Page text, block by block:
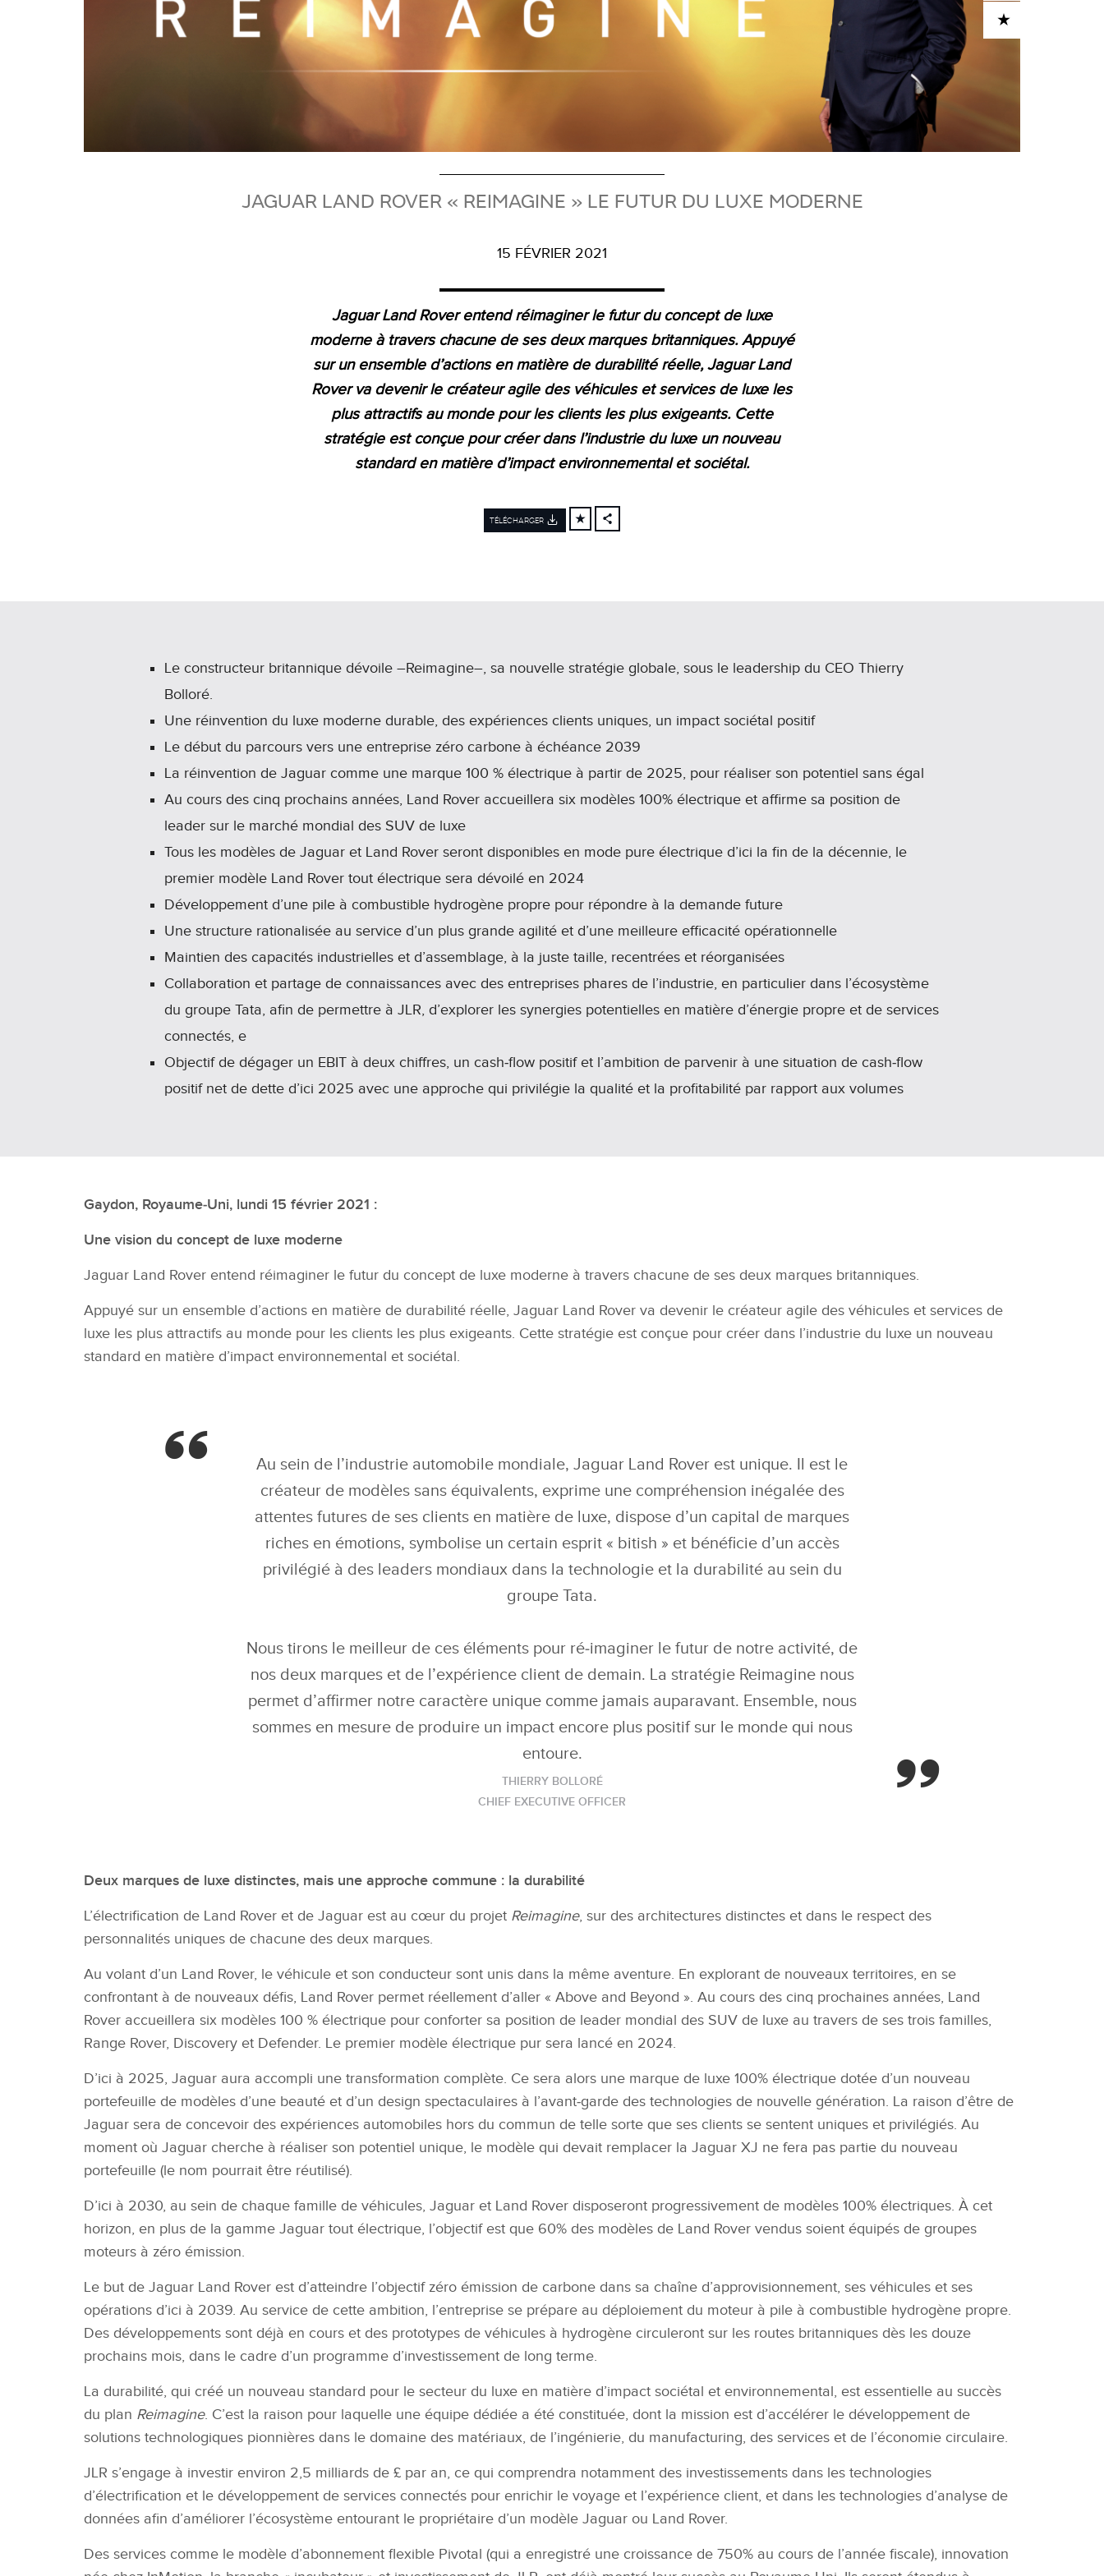
ADD TO CART
JAGUAR LAND ROVER « REIMAGINE » LE FUTUR DU LUXE MODERNE
15 FÉVRIER 2021
Jaguar Land Rover entend réimaginer le futur du concept de luxe
moderne à travers chacune de ses deux marques britanniques.Appuyé
sur un ensemble d’actions en matière de durabilité réelle, Jaguar Land
Rover va devenir le créateur agile des véhicules et services de luxe les
plus attractifs au monde pour les clients les plus exigeants. Cette
stratégie est conçue pour créer dansl’industrie du luxe un nouveau
standard en matière d’impact environnementalet sociétal.
TÉLÉCHARGER
Le constructeur britannique dévoile –Reimagine–, sa nouvelle stratégie globale, sous le leadership du CEO Thierry
Bolloré.
Une réinvention du luxe moderne durable, des expériences clients uniques, un impact sociétal positif
Le début du parcours vers une entreprise zéro carbone à échéance 2039
La réinvention de Jaguar comme une marque 100 % électrique à partir de 2025, pour réaliser son potentiel sans égal
Au cours des cinq prochains années, Land Rover accueillera six modèles 100% électrique et affirme sa position de
leader sur le marché mondial des SUV de luxe
Tous les modèles de Jaguar et Land Rover seront disponibles en mode pure électrique d’ici la fin de la décennie, le
premier modèle Land Rover tout électrique sera dévoilé en 2024
Développement d’une pile à combustible hydrogène propre pour répondre à la demande future
Une structure rationalisée au service d’un plus grande agilité et d’une meilleure efficacité opérationnelle
Maintien des capacités industrielles et d’assemblage, à la juste taille, recentrées et réorganisées
Collaboration et partage de connaissances avec des entreprises phares de l’industrie, en particulier dans l’écosystème
du groupe Tata, afin de permettre à JLR, d’explorer les synergies potentielles en matière d’énergie propre et de services
connectés, e
Objectif de dégager un EBIT à deux chiffres, un cash‑flow positif et l’ambition de parvenir à une situation de cash‑flow
positif net de dette d’ici 2025 avec une approche qui privilégie la qualité et la profitabilité par rapport aux volumes
Gaydon, Royaume‑Uni, lundi 15 février 2021 :
Une vision du concept de luxe moderne
Jaguar Land Rover entend réimaginer le futur du concept de luxe moderne à travers chacune de ses deux marques britanniques.
Appuyé sur un ensemble d’actions en matière de durabilité réelle, Jaguar Land Rover va devenir le créateur agile des véhicules et services de
luxe les plus attractifs au monde pour les clients les plus exigeants. Cette stratégie est conçue pour créer dans l’industrie du luxe un nouveau
standard en matière d’impact environnemental et sociétal.
Au sein de l’industrie automobile mondiale, Jaguar Land Rover est unique. Il est le
créateur de modèles sans équivalents, exprime une compréhension inégalée des
attentes futures de ses clients en matière de luxe, dispose d’un capital de marques
riches en émotions, symbolise un certain esprit « bitish » et bénéficie d’un accès
privilégié à des leaders mondiaux dans la technologie et la durabilité au sein du
groupe Tata.
Nous tirons le meilleur de ces éléments pour ré‑imaginer le futur de notre activité, de
nos deux marques et de l’expérience client de demain. La stratégie Reimagine nous
permet d’affirmer notre caractère unique comme jamais auparavant. Ensemble, nous
sommes en mesure de produire un impact encore plus positif sur le monde qui nous
entoure.
THIERRY BOLLORÉ
CHIEF EXECUTIVE OFFICER
Deux marques de luxe distinctes, mais une approche commune : la durabilité
L’électrification de Land Rover et de Jaguar est au cœur du projet Reimagine, sur des architectures distinctes et dans le respect des
personnalités uniques de chacune des deux marques.
Au volant d’un Land Rover, le véhicule et son conducteur sont unis dans la même aventure. En explorant de nouveaux territoires, en se
confrontant à de nouveaux défis, Land Rover permet réellement d’aller « Above and Beyond ». Au cours des cinq prochaines années, Land
Rover accueillera six modèles 100 % électrique pour conforter sa position de leader mondial des SUV de luxe au travers de ses trois familles,
Range Rover, Discovery et Defender. Le premier modèle électrique pur sera lancé en 2024.
D’ici à 2025, Jaguar aura accompli une transformation complète. Ce sera alors une marque de luxe 100% électrique dotée d’un nouveau
portefeuille de modèles d’une beauté et d’un design spectaculaires à l’avant‑garde des technologies de nouvelle génération. La raison d’être de
Jaguar sera de concevoir des expériences automobiles hors du commun de telle sorte que ses clients se sentent uniques et privilégiés. Au
moment où Jaguar cherche à réaliser son potentiel unique, le modèle qui devait remplacer la Jaguar XJ ne fera pas partie du nouveau
portefeuille (le nom pourrait être réutilisé).
D’ici à 2030, au sein de chaque famille de véhicules, Jaguar et Land Rover disposeront progressivement de modèles 100% électriques. À cet
horizon, en plus de la gamme Jaguar tout électrique, l’objectif est que 60% des modèles de Land Rover vendus soient équipés de groupes
moteurs à zéro émission.
Le but de Jaguar Land Rover est d’atteindre l’objectif zéro émission de carbone dans sa chaîne d’approvisionnement, ses véhicules et ses
opérations d’ici à 2039. Au service de cette ambition, l’entreprise se prépare au déploiement du moteur à pile à combustible hydrogène propre.
Des développements sont déjà en cours et des prototypes de véhicules à hydrogène circuleront sur les routes britanniques dès les douze
prochains mois, dans le cadre d’un programme d’investissement de long terme.
La durabilité, qui créé un nouveau standard pour le secteur du luxe en matière d’impact sociétal et environnemental, est essentielle au succès
du plan Reimagine. C’est la raison pour laquelle une équipe dédiée a été constituée, dont la mission est d’accélérer le développement de
solutions technologiques pionnières dans le domaine des matériaux, de l’ingénierie, du manufacturing, des services et de l’économie circulaire.
JLR s’engage à investir environ 2,5 milliards de £ par an, ce qui comprendra notamment des investissements dans les technologies
d’électrification et le développement de services connectés pour enrichir le voyage et l’expérience client, et dans les technologies d’analyse de
données afin d’améliorer l’écosystème entourant le propriétaire d’un modèle Jaguar ou Land Rover.
Des services comme le modèle d’abonnement flexible Pivotal (qui a enregistré une croissance de 750% au cours de l’année fiscale), innovation